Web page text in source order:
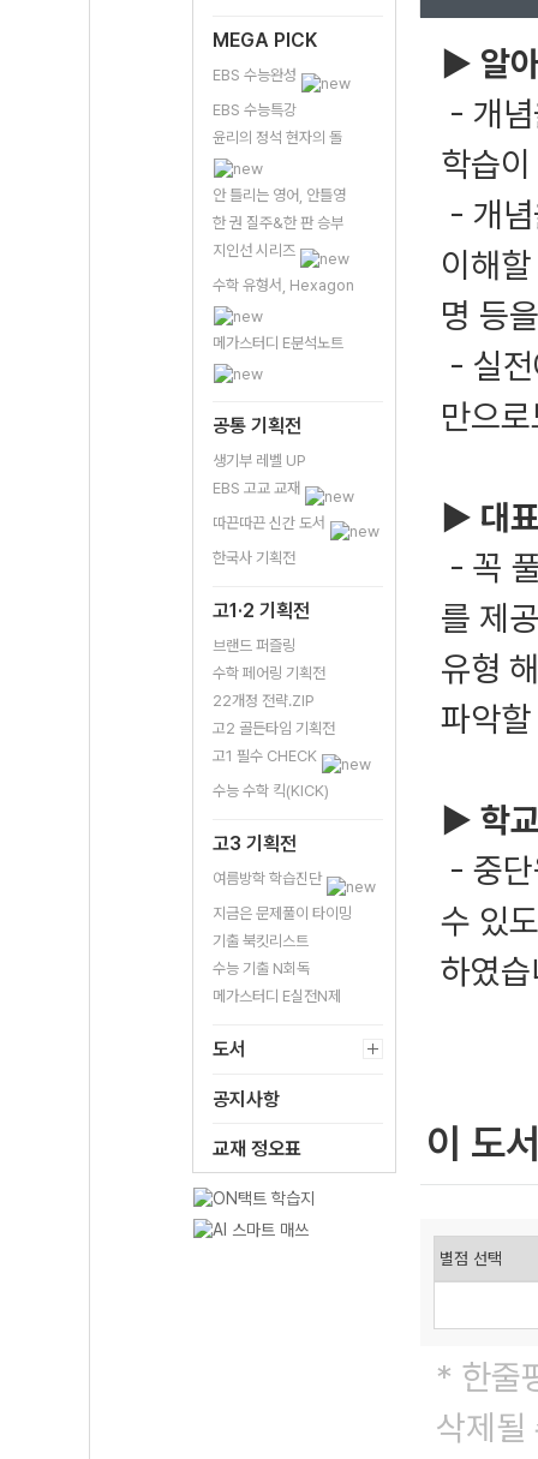
MEGA PICK
EBS 수능완성
EBS 수능특강
윤리의 정석 현자의 돌
안 틀리는 영어, 안틀영
한 권 질주&한 판 승부
지인선 시리즈
수학 유형서, Hexagon
메가스터디 E분석노트
공통 기획전
생기부 레벨 UP
EBS 고교 교재
따끈따끈 신간 도서
한국사 기획전
고1·2 기획전
브랜드 퍼즐링
수학 페어링 기획전
22개정 전략.ZIP
고2 골든타임 기획전
고1 필수 CHECK
수능 수학 킥(KICK)
고3 기획전
여름방학 학습진단
지금은 문제풀이 타이밍
기출 북킷리스트
수능 기출 N회독
메가스터디 E실전N제
도서
공지사항
교재 정오표
▶ 알
- 개
학습
- 개
이해
명 등
- 실전
만으
▶ 대
- 꼭
를 제
유형
파악
▶ 학
- 중
수 있
하였
이 도
* 한줄
삭제될